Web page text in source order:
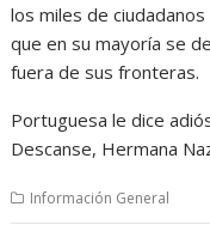
los miles de
que en su mayoría se
fuera de sus fronteras.
Portuguesa le dice
Descanse, Hermana
Información General